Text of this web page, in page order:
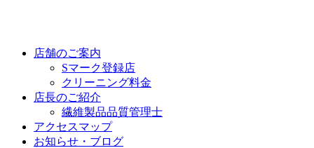
店舗のご案内
Sマーク登録店
クリーニング料金
店長のご紹介
繊維製品品質管理士
アクセスマップ
お知らせ・ブログ